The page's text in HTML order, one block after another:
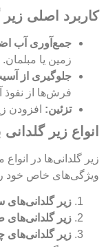
کاربرد اصلی زیر
جمع‌آوری آب
زمین یا مبلمان.
جلوگیری از
فرش‌ها از نفوذ
تزئین: افزودن
انواع زیر
زیر گلدانی‌ها در
ویژگی‌های خاص خود
زیر گلدانی‌های
زیر گلدانی‌های
زیر گلدانی‌های